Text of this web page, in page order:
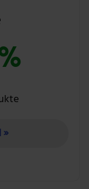
»